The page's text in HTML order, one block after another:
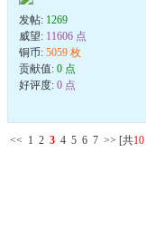
发帖: 1269
威望: 11606 点
铜币: 5059 枚
贡献值: 0 点
好评度: 0 点
<< 1 2 3 4 5 6 7 >> [共10